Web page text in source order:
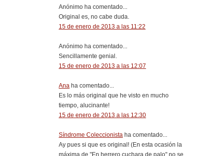
Anónimo ha comentado...
Original es, no cabe duda.
15 de enero de 2013 a las 11:22
Anónimo ha comentado...
Sencillamente genial.
15 de enero de 2013 a las 12:07
Ana ha comentado...
Es lo más original que he visto en mucho
tiempo, alucinante!
15 de enero de 2013 a las 12:30
Síndrome Coleccionista ha comentado...
Ay pues si que es original! (En esta ocasión la
máxima de "En herrero cuchara de palo" no se